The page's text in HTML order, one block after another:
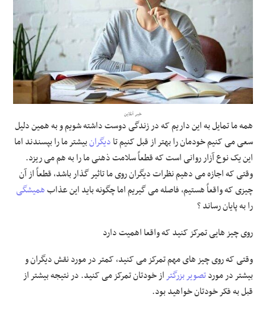
اجتماعی
حوادث
علوم و فن آوری
فرهنگی و هنری
مقالات
خبر آنلاین
همه ما تمایل به این داریم که در زندگی دوست داشته شویم و به همین دلیل
سعی می کنیم خودمان را بهتر از قبل کنیم تادیگرانبیشتر ما را بپسندند اما
این یک نوع آزار روانی است که قطعاً سلامت ذهنی ما را به هم می ریزد.
وقتی که اجازه می دهیم نظرات دیگران روی ما تاثیر گذار باشد، قطعاً از آن
چیزی که واقعاً هستیم، فاصله می گیریم اما چگونه باید این عذابهمیشگی
را به پایان رساند ؟
روی چیز هایی تمرکز کنید که واقعا اهمیت دارد
وقتی که روی چیز های مهم تمرکز می کنید، کمتر در مورد نقش دیگران و
بیشتر در موردتصویر بزرگتراز خودتان تمرکز می کنید. در نتیجه بیشتر از
قبل به فکر خودتان خواهید بود.